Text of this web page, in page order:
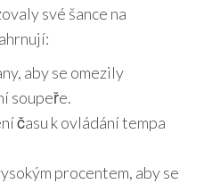
své šance na
aby se omezily
soupeře.
času k ovládání tempa
procentem, aby se